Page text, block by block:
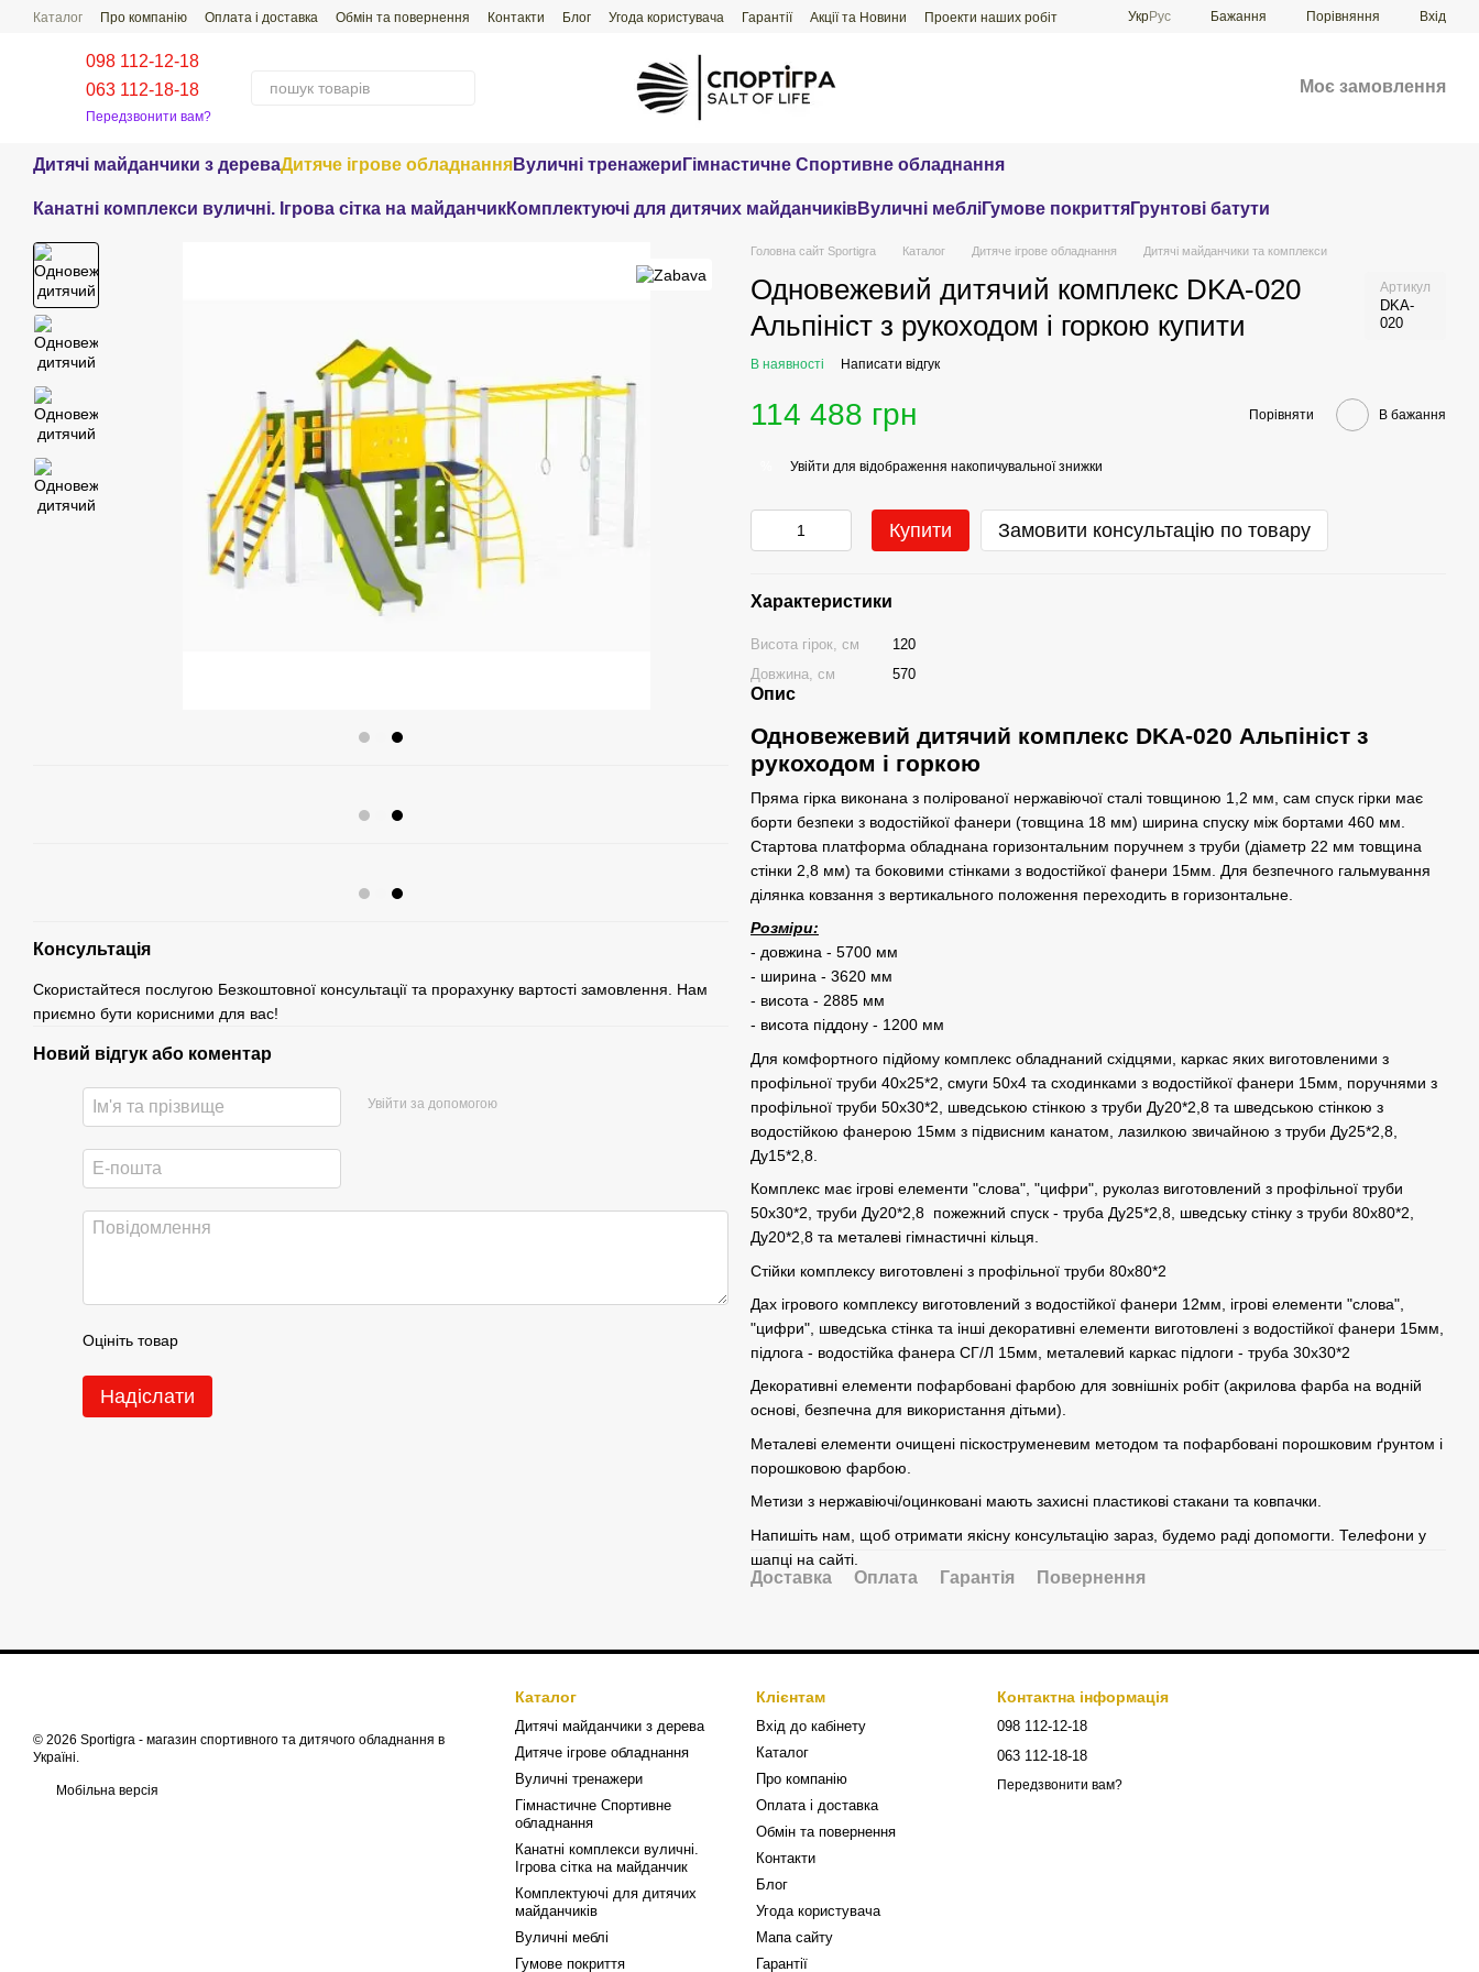
Перейти до основного контенту
Каталог Про компанію Оплата і доставка Обмін та повернення Контакти Блог Угода користувача Гарантії Акції та Новини
Проекти наших робіт
УкрРус Бажання Порівняння Вхід
098 112-12-18
063 112-18-18
Передзвонити вам?
Моє замовлення
Дитячі майданчики з дереваДитяче ігрове обладнанняВуличні тренажери Гімнастичне Спортивне обладнання
Канатні комплекси вуличні. Ігрова сітка на майданчикКомплектуючі для дитячих майданчиківВуличні мебліГумове покриттяГрунтові батути
Консультація
Скористайтеся послугою Безкоштовної консультації та прорахунку вартості замовлення. Нам
приємно бути корисними для вас!
Новий відгук або коментар
Увійти за допомогою
Оцініть товар
Надіслати
Головна сайт Sportigra Каталог Дитяче ігрове обладнання Дитячі майданчики та комплекси
Одновежевий дитячий комплекс DKA-020
Альпініст з рукоходом і горкою купити
Артикул
DKA-
020
В наявності Написати відгук
114 488 грн Порівняти В бажання
Увійти для відображення накопичувальної знижки
Купити Замовити консультацію по товару
Характеристики
Висота гірок, см
120
Довжина, см
570
Опис
Одновежевий дитячий комплекс DKA-020 Альпініст з
рукоходом і горкою
Пряма гірка виконана з полірованої нержавіючої сталі товщиною 1,2 мм, сам спуск гірки має
борти безпеки з водостійкої фанери (товщина 18 мм) ширина спуску між бортами 460 мм.
Стартова платформа обладнана горизонтальним поручнем з труби (діаметр 22 мм товщина
стінки 2,8 мм) та боковими стінками з водостійкої фанери 15мм. Для безпечного гальмування
ділянка ковзання з вертикального положення переходить в горизонтальне.
Розміри:
- довжина - 5700 мм
- ширина - 3620 мм
- висота - 2885 мм
- висота піддону - 1200 мм
Для комфортного підйому комплекс обладнаний східцями, каркас яких виготовленими з
профільної труби 40х25*2, смуги 50х4 та сходинками з водостійкої фанери 15мм, поручнями з
профільної труби 50х30*2, шведською стінкою з труби Ду20*2,8 та шведською стінкою з
водостійкою фанерою 15мм з підвисним канатом, лазилкою звичайною з труби Ду25*2,8,
Ду15*2,8.
Комплекс має ігрові елементи "слова", "цифри", руколаз виготовлений з профільної труби
50х30*2, труби Ду20*2,8 пожежний спуск - труба Ду25*2,8, шведську стінку з труби 80х80*2,
Ду20*2,8 та металеві гімнастичні кільця.
Стійки комплексу виготовлені з профільної труби 80х80*2
Дах ігрового комплексу виготовлений з водостійкої фанери 12мм, ігрові елементи "слова",
"цифри", шведська стінка та інші декоративні елементи виготовлені з водостійкої фанери 15мм,
підлога - водостійка фанера СГ/Л 15мм, металевий каркас підлоги - труба 30х30*2
Декоративні елементи пофарбовані фарбою для зовнішніх робіт (акрилова фарба на водній
основі, безпечна для використання дітьми).
Металеві елементи очищені піскоструменевим методом та пофарбовані порошковим ґрунтом і
порошковою фарбою.
Метизи з нержавіючі/оцинковані мають захисні пластикові стакани та ковпачки.
Напишіть нам, щоб отримати якісну консультацію зараз, будемо раді допомогти. Телефони у
шапці на сайті.
Доставка Оплата Гарантія Повернення
© 2026 Sportigra - магазин спортивного та дитячого обладнання в
Україні.
Мобільна версія
Каталог
Дитячі майданчики з дерева
Дитяче ігрове обладнання
Вуличні тренажери
Гімнастичне Спортивне
обладнання
Канатні комплекси вуличні.
Ігрова сітка на майданчик
Комплектуючі для дитячих
майданчиків
Вуличні меблі
Гумове покриття
Клієнтам
Вхід до кабінету
Каталог
Про компанію
Оплата і доставка
Обмін та повернення
Контакти
Блог
Угода користувача
Мапа сайту
Гарантії
Контактна інформація
098 112-12-18
063 112-18-18
Передзвонити вам?